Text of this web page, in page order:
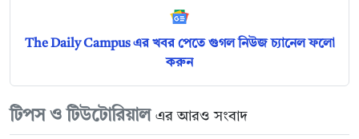
The Daily Campus এর খবর পেতে গুগল নিউজ চ্যানেল ফলো
করুন
টিপস ও টিউটোরিয়াল এর আরও সংবাদ